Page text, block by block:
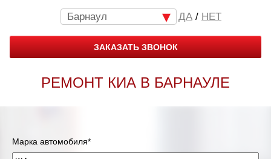
Барнаул / НЕТ
ЗАКАЗАТЬ ЗВОНОК
РЕМОНТ КИА В БАРНАУЛЕ
Марка автомобиля*